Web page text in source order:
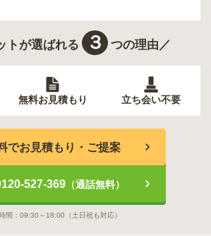
トが選ばれる ３ つの理由／
無料お見積もり 立ち会い不要
でお見積もり・ご提案
527-369（通話無料）
間： 09:30～18:00 （土日祝も対応）